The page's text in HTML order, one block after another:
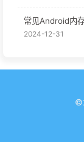
常见Android内
2024-12-31